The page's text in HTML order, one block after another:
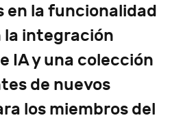
en la funcionalidad
la integración
IA y una colección
de nuevos
los miembros del